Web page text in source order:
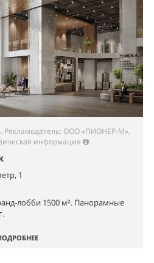
Рекламодатель: ООО «ПИОНЕР-М»,
информация
1
лобби 1500 м². Панорамные